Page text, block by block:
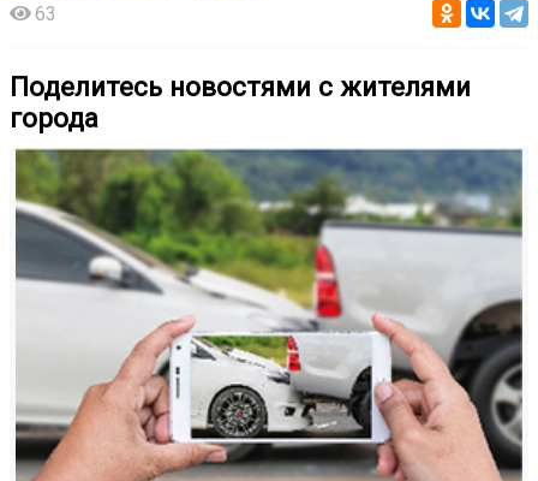
63
Поделитесь новостями с жителями
города